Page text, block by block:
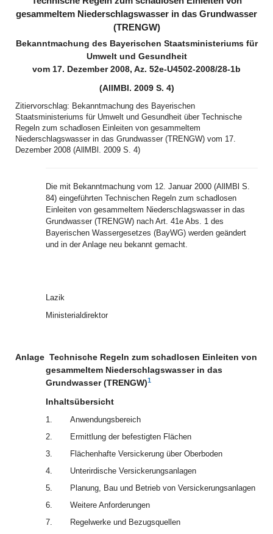
gesammeltem Niederschlagswasser in das Grundwasser
(TRENGW)
Bekanntmachung des Bayerischen Staatsministeriums für
Umwelt und Gesundheit
vom 17. Dezember 2008, Az. 52e-U4502-2008/28-1b
(AllMBl. 2009 S. 4)
Zitiervorschlag: Bekanntmachung des Bayerischen
Staatsministeriums für Umwelt und Gesundheit über Technische
Regeln zum schadlosen Einleiten von gesammeltem
Niederschlagswasser in das Grundwasser (TRENGW) vom 17.
Dezember 2008 (AllMBl. 2009 S. 4)
Die mit Bekanntmachung vom 12. Januar 2000 (AllMBl S.
84) eingeführten Technischen Regeln zum schadlosen
Einleiten von gesammeltem Niederschlagswasser in das
Grundwasser (TRENGW) nach Art. 41e Abs. 1 des
Bayerischen Wassergesetzes (BayWG) werden geändert
und in der Anlage neu bekannt gemacht.
Lazik
Ministerialdirektor
Anlage Technische Regeln zum schadlosen Einleiten von
gesammeltem Niederschlagswasser in das
Grundwasser (TRENGW)1
Inhaltsübersicht
1.
Anwendungsbereich
2.
Ermittlung der befestigten Flächen
3.
Flächenhafte Versickerung über Oberboden
4.
Unterirdische Versickerungsanlagen
5.
Planung, Bau und Betrieb von Versickerungsanlagen
6.
Weitere Anforderungen
7.
Regelwerke und Bezugsquellen